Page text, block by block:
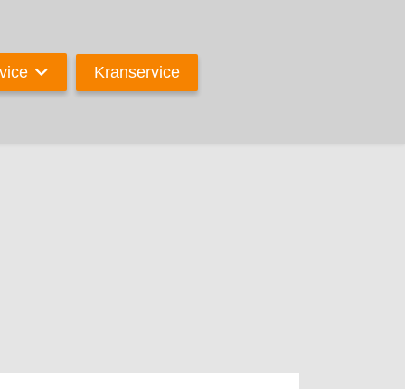
Kranservice